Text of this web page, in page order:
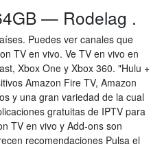
— Rodelag .
Puedes ver canales que
TV en vivo. Ve TV en vivo en
Xbox One y Xbox 360. "Hulu +
Amazon Fire TV, Amazon
y una gran variedad de la cual
gratuitas de IPTV para
TV en vivo y Add-ons son
recomendaciones Pulsa el